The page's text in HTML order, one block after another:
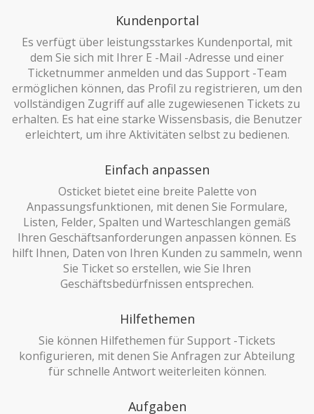
Kundenportal
Es verfügt über leistungsstarkes Kundenportal, mit
dem Sie sich mit Ihrer E -Mail -Adresse und einer
Ticketnummer anmelden und das Support -Team
ermöglichen können, das Profil zu registrieren, um den
vollständigen Zugriff auf alle zugewiesenen Tickets zu
erhalten. Es hat eine starke Wissensbasis, die Benutzer
erleichtert, um ihre Aktivitäten selbst zu bedienen.
Einfach anpassen
Osticket bietet eine breite Palette von
Anpassungsfunktionen, mit denen Sie Formulare,
Listen, Felder, Spalten und Warteschlangen gemäß
Ihren Geschäftsanforderungen anpassen können. Es
hilft Ihnen, Daten von Ihren Kunden zu sammeln, wenn
Sie Ticket so erstellen, wie Sie Ihren
Geschäftsbedürfnissen entsprechen.
Hilfethemen
Sie können Hilfethemen für Support -Tickets
konfigurieren, mit denen Sie Anfragen zur Abteilung
für schnelle Antwort weiterleiten können.
Aufgaben